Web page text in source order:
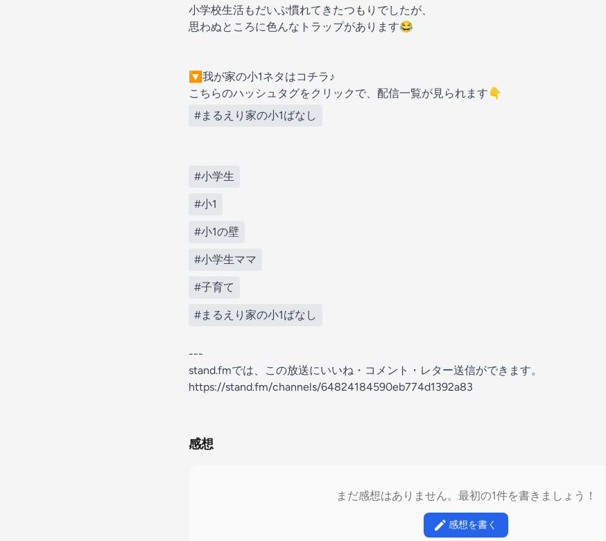
小学校生活もだいぶ慣れてきたつもりでしたが、
思わぬところに色んなトラップがあります😂
🔽我が家の小1ネタはコチラ♪
こちらのハッシュタグをクリックで、配信一覧が見られます👇
#まるえり家の小1ばなし
#小学生
#小1
#小1の壁
#小学生ママ
#子育て
#まるえり家の小1ばなし
---
stand.fmでは、この放送にいいね・コメント・レター送信ができます。
https://stand.fm/channels/64824184590eb774d1392a83
感想
まだ感想はありません。最初の1件を書きましょう！
感想を書く